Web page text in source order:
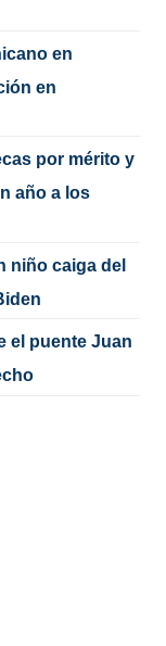
en
en
por mérito y
año a los
niño caiga del
el puente Juan